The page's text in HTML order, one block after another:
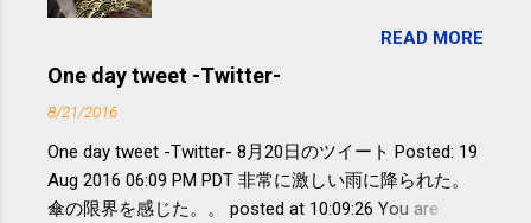
減らなくても効果があるという。 正田
教授は「汗ばむ程度の運動を毎日３０
波大「減量しなくても効果」 - ニュー
ス - アピタル（医療・健康）
が『たみこの海パック』。 ボランティ
アや募金が苦手で、、、被災地の少し
全く考えていなかったので、貰えると
少しづつ復興してる感が伝わってきて
嬉しいです。 あと、ふるさと納税が節
READ MORE
One day tweet -Twitter-
8/21/2016
One day tweet -Twitter- 8月20日のツイート Posted: 19
Aug 2016 06:09 PM PDT 非常に激しい雨に降られた。
傘の限界を感じた。。 posted at 10:09:26 You are